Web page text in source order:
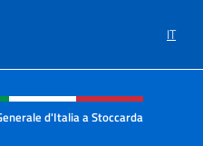
IT
e menù
d'Italia a Stoccarda